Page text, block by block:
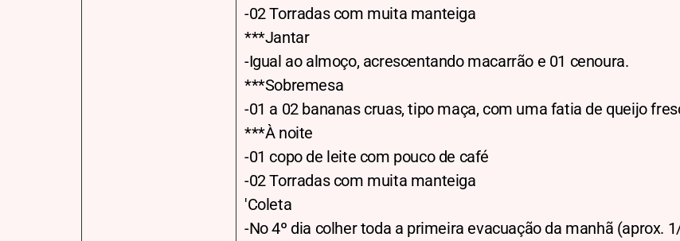
-02 Torradas com muita manteiga
***Jantar
-Igual ao almoço, acrescentando macarrão e 01 cenoura.
***Sobremesa
-01 a 02 bananas cruas, tipo maça, com uma fatia de queijo
***À noite
-01 copo de leite com pouco de café
-02 Torradas com muita manteiga
'Coleta
-No 4º dia colher toda a primeira evacuação da manhã (aprox.